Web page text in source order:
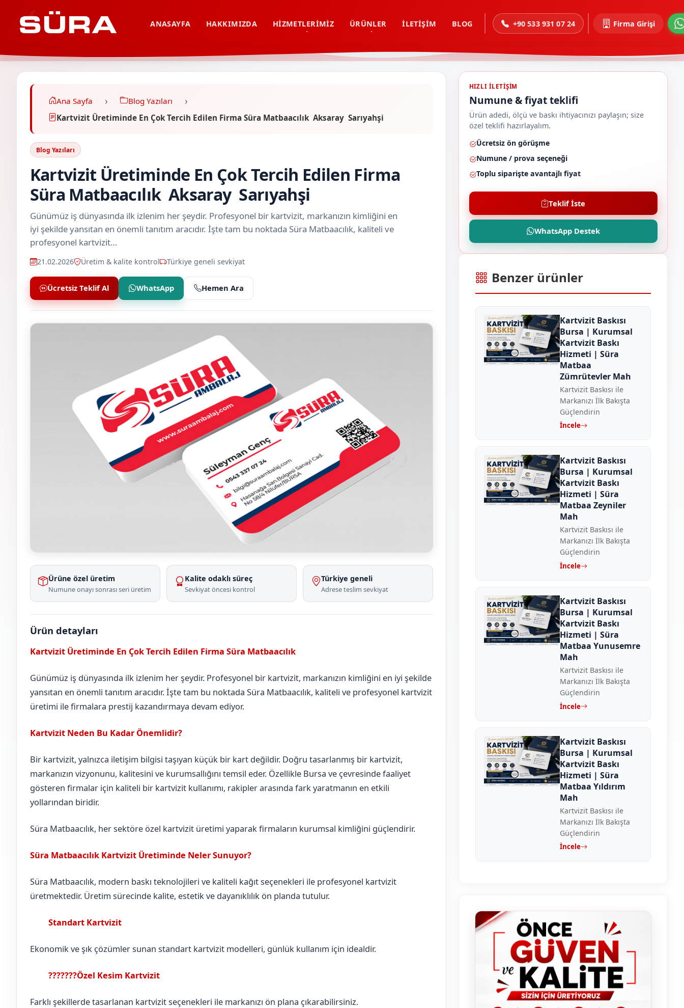
ANASAYFA HAKKIMIZDA HIZMETLERIMIZ ÜRÜNLER İLETIŞIM BLOG +90 533 931 07 24 Firma Girişi
Ana Sayfa
Blog Yazıları
Kartvizit Üretiminde En Çok Tercih Edilen Firma Süra Matbaacılık Aksaray Sarıyahşi
Blog Yazıları
Kartvizit Üretiminde En Çok Tercih Edilen Firma
Süra Matbaacılık Aksaray Sarıyahşi
Günümüz iş dünyasında ilk izlenim her şeydir. Profesyonel bir kartvizit, markanızın kimliğini en
iyi şekilde yansıtan en önemli tanıtım aracıdır. İşte tam bu noktada Süra Matbaacılık, kaliteli ve
profesyonel kartvizit…
21.02.2026 Üretim & kalite kontrol Türkiye geneli sevkiyat
Ücretsiz Teklif Al WhatsApp Hemen Ara
Ürüne özel üretim
Numune onayı sonrası seri üretim
Kalite odaklı süreç
Sevkiyat öncesi kontrol
Türkiye geneli
Adrese teslim sevkiyat
Ürün detayları
Kartvizit Üretiminde En Çok Tercih Edilen Firma Süra Matbaacılık
Günümüz iş dünyasında ilk izlenim her şeydir. Profesyonel bir kartvizit, markanızın kimliğini en iyi şekilde
yansıtan en önemli tanıtım aracıdır. İşte tam bu noktada Süra Matbaacılık, kaliteli ve profesyonel kartvizit
üretimi ile firmalara prestij kazandırmaya devam ediyor.
Kartvizit Neden Bu Kadar Önemlidir?
Bir kartvizit, yalnızca iletişim bilgisi taşıyan küçük bir kart değildir. Doğru tasarlanmış bir kartvizit,
markanızın vizyonunu, kalitesini ve kurumsallığını temsil eder. Özellikle Bursa ve çevresinde faaliyet
gösteren firmalar için kaliteli bir kartvizit kullanımı, rakipler arasında fark yaratmanın en etkili
yollarından biridir.
Süra Matbaacılık, her sektöre özel kartvizit üretimi yaparak firmaların kurumsal kimliğini güçlendirir.
Süra Matbaacılık Kartvizit Üretiminde Neler Sunuyor?
Süra Matbaacılık, modern baskı teknolojileri ve kaliteli kağıt seçenekleri ile profesyonel kartvizit
üretmektedir. Üretim sürecinde kalite, estetik ve dayanıklılık ön planda tutulur.
Standart Kartvizit
Ekonomik ve şık çözümler sunan standart kartvizit modelleri, günlük kullanım için idealdir.
???????Özel Kesim Kartvizit
Farklı şekillerde tasarlanan kartvizit seçenekleri ile markanızı ön plana çıkarabilirsiniz.
HIZLI ILETIŞIM
Numune & fiyat teklifi
Ürün adedi, ölçü ve baskı ihtiyacınızı paylaşın; size
özel teklifi hazırlayalım.
Ücretsiz ön görüşme
Numune / prova seçeneği
Toplu siparişte avantajlı fiyat
Teklif İste
WhatsApp Destek
Benzer ürünler
Kartvizit Baskısı
Bursa | Kurumsal
Kartvizit Baskı
Hizmeti | Süra
Matbaa
Zümrütevler Mah
Kartvizit Baskısı ile
Markanızı İlk Bakışta
Güçlendirin
İncele
Kartvizit Baskısı
Bursa | Kurumsal
Kartvizit Baskı
Hizmeti | Süra
Matbaa Zeyniler
Mah
Kartvizit Baskısı ile
Markanızı İlk Bakışta
Güçlendirin
İncele
Kartvizit Baskısı
Bursa | Kurumsal
Kartvizit Baskı
Hizmeti | Süra
Matbaa Yunusemre
Mah
Kartvizit Baskısı ile
Markanızı İlk Bakışta
Güçlendirin
İncele
Kartvizit Baskısı
Bursa | Kurumsal
Kartvizit Baskı
Hizmeti | Süra
Matbaa Yıldırım
Mah
Kartvizit Baskısı ile
Markanızı İlk Bakışta
Güçlendirin
İncele